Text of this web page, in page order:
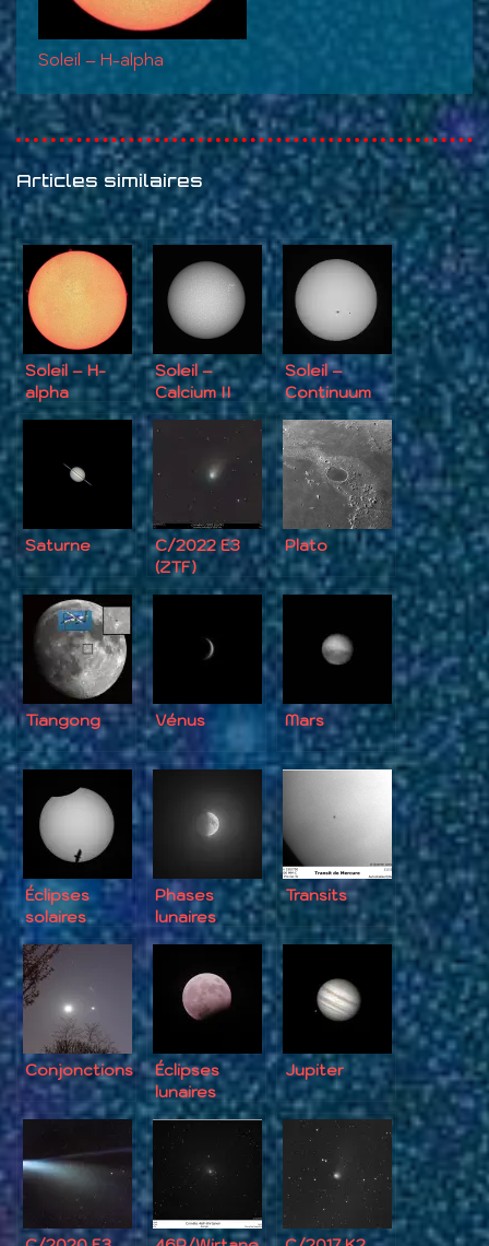
Soleil – H-alpha
Articles similaires
Soleil – H-
alpha
Soleil –
Calcium II
Soleil –
Continuum
Saturne
C/2022 E3
(ZTF)
Plato
Tiangong Vénus Mars
Éclipses
solaires
Phases
lunaires
Transits
Conjonctions
Éclipses
lunaires
Jupiter